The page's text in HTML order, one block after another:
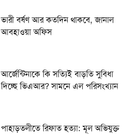
ভারী বর্ষণ আর কতদিন থাকবে, জানাল
আবহাওয়া অফিস
আর্জেন্টিনাকে কি সত্যিই বাড়তি সুবিধা
দিচ্ছে ভিএআর? সামনে এল পরিসংখ্যান
পাহাড়তলীতে রিফাত হত্যা: মূল অভিযুক্ত